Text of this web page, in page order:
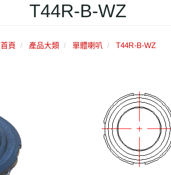
T44R-B-WZ
首頁 產品大類 單體喇叭 T44R-B-WZ